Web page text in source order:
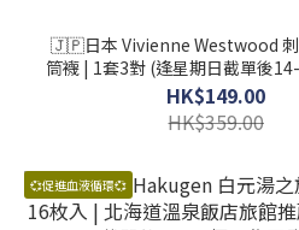
🇯🇵日本 Vivienne Westwood
筒襪 | 1套3對 (逢星期日截單後
發貨)
HK$149.00
HK$359.00
💞促進血液循環💞